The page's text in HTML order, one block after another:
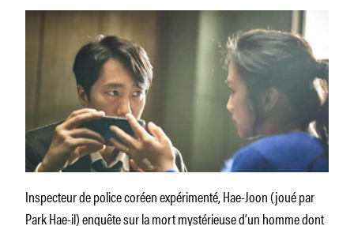
Inspecteur de police coréen expérimenté, Hae-Joon (joué par
Park Hae-il) enquête sur la mort mystérieuse d’un homme dont